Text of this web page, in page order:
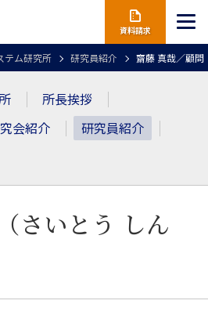
資料請求
テム研究所 研究員紹介 齋藤 真哉／顧問
所長挨拶
会紹介
研究員紹介
さいとう しん